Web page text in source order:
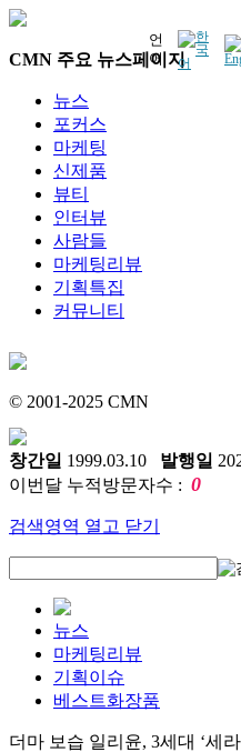
언
어
CMN 주요 뉴스페이지
뉴스
포커스
마케팅
신제품
뷰티
인터뷰
사람들
마케팅리뷰
기획특집
커뮤니티
© 2001-2025 CMN
창간일 1999.03.10 발행일
이번달 누적방문자수 : 0
검색영역 열고 닫기
뉴스
마케팅리뷰
기획이슈
베스트화장품
더마 보습 일리윤, 3세대 ‘세